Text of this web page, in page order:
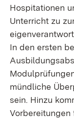
Hospitationen
Unterricht zu
In den ersten
mündliche
sein. Hinzu
Vorbereitungen